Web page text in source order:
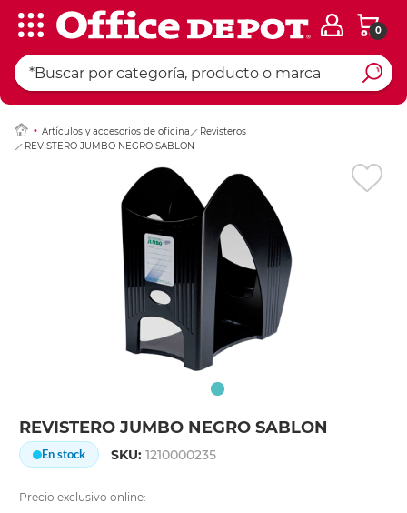
0
Artículos y accesorios de oficina
Revisteros
REVISTERO JUMBO NEGRO SABLON
REVISTERO JUMBO NEGRO SABLON
En stock SKU:1210000235
Precio exclusivo online:
Ingresar Codigo